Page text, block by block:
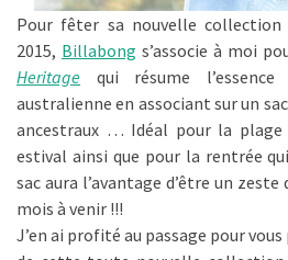
Pour fêter sa nouvelle
2015, Billabong s’associe à moi
Heritage qui résume
australienne en associant sur un
ancestraux … Idéal pour la
estival ainsi que pour la rentrée
sac aura l’avantage d’être un
mois à venir !!!
J’en ai profité au passage pour